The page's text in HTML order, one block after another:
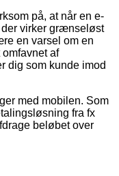
på, at når en e-
der virker grænseløst
en varsel om en
af
dig som kunde imod
med mobilen. Som
fra fx
beløbet over